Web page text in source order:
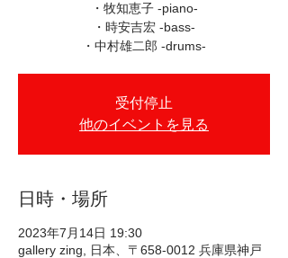
・牧知恵子 -piano-
・時安吉宏 -bass-
・中村雄二郎 -drums-
受付停止
他のイベントを見る
日時・場所
2023年7月14日 19:30
gallery zing, 日本、〒658-0012 兵庫県神戸